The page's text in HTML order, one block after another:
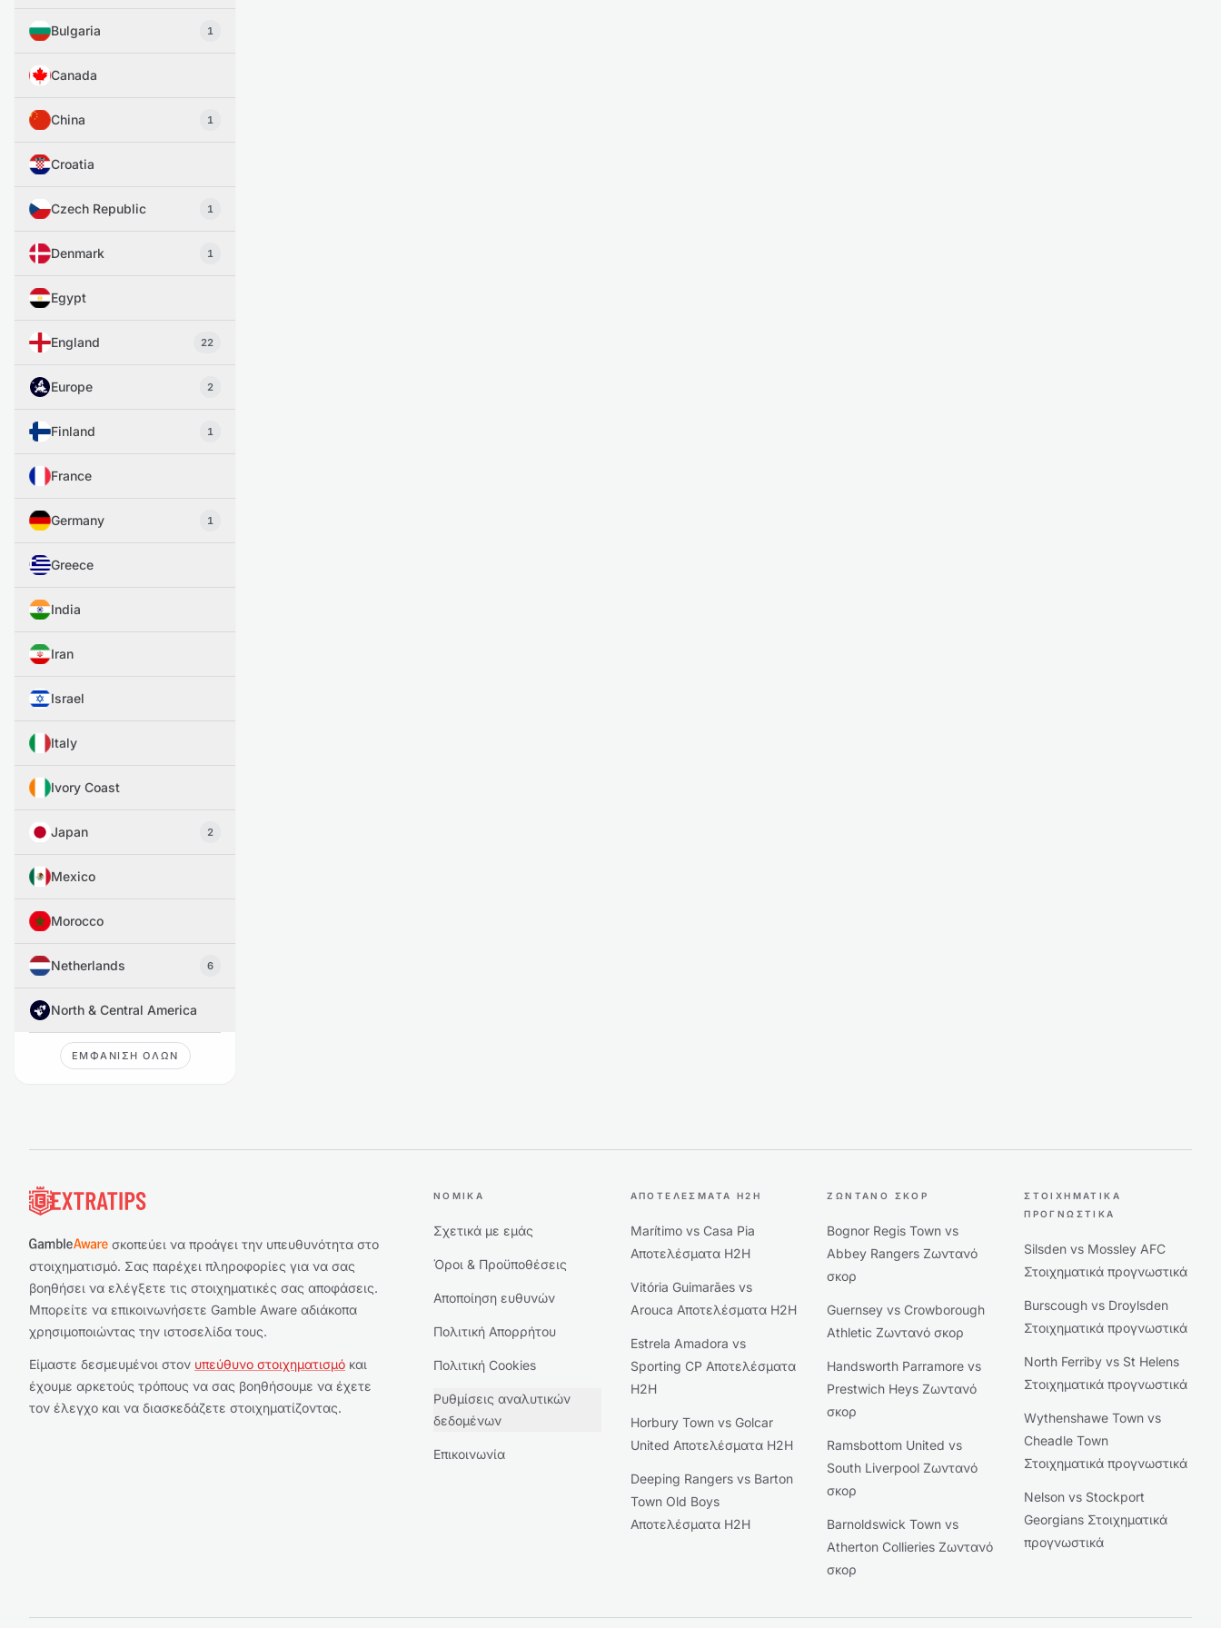
Bulgaria 1
Canada
China 1
Croatia
Czech Republic 1
Denmark 1
Egypt
England 22
Europe 2
Finland 1
France
Germany 1
Greece
India
Iran
Israel
Italy
Ivory Coast
Japan 2
Mexico
Morocco
Netherlands 6
North & Central America
ΕΜΦΆΝΙΣΗ ΌΛΩΝ
σκοπεύει να προάγει την υπευθυνότητα στο
στοιχηματισμό. Σας παρέχει πληροφορίες για να σας
βοηθήσει να ελέγξετε τις στοιχηματικές σας αποφάσεις.
Μπορείτε να επικοινωνήσετε Gamble Aware αδιάκοπα
χρησιμοποιώντας την ιστοσελίδα τους.
Είμαστε δεσμευμένοι στον υπεύθυνο στοιχηματισμό και
έχουμε αρκετούς τρόπους να σας βοηθήσουμε να έχετε
τον έλεγχο και να διασκεδάζετε στοιχηματίζοντας.
ΝΟΜΙΚΆ
Σχετικά με εμάς
Όροι & Προϋποθέσεις
Αποποίηση ευθυνών
Πολιτική Απορρήτου
Πολιτική Cookies
Ρυθμίσεις αναλυτικών
δεδομένων
Επικοινωνία
ΑΠΟΤΕΛΈΣΜΑΤΑ H2H
Marítimo vs Casa Pia
Αποτελέσματα H2H
Vitória Guimarães vs
Arouca Αποτελέσματα H2H
Estrela Amadora vs
Sporting CP Αποτελέσματα
H2H
Horbury Town vs Golcar
United Αποτελέσματα H2H
Deeping Rangers vs Barton
Town Old Boys
Αποτελέσματα H2H
ΖΩΝΤΑΝΌ ΣΚΟΡ
Bognor Regis Town vs
Abbey Rangers Ζωντανό
σκορ
Guernsey vs Crowborough
Athletic Ζωντανό σκορ
Handsworth Parramore vs
Prestwich Heys Ζωντανό
σκορ
Ramsbottom United vs
South Liverpool Ζωντανό
σκορ
Barnoldswick Town vs
Atherton Collieries Ζωντανό
σκορ
ΣΤΟΙΧΗΜΑΤΙΚΆ
ΠΡΟΓΝΩΣΤΙΚΆ
Silsden vs Mossley AFC
Στοιχηματικά προγνωστικά
Burscough vs Droylsden
Στοιχηματικά προγνωστικά
North Ferriby vs St Helens
Στοιχηματικά προγνωστικά
Wythenshawe Town vs
Cheadle Town
Στοιχηματικά προγνωστικά
Nelson vs Stockport
Georgians Στοιχηματικά
προγνωστικά